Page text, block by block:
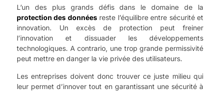
L’un des plus grands défis dans le domaine de la
protection des donnéesreste l’équilibre entre sécurité et
innovation. Un excès de protection peut freiner
l’innovation et dissuader les développements
technologiques. A contrario, une trop grande permissivité
peut mettre en danger la vie privée des utilisateurs.
Les entreprises doivent donc trouver ce juste milieu qui
leur permet d’innover tout en garantissant une sécurité à